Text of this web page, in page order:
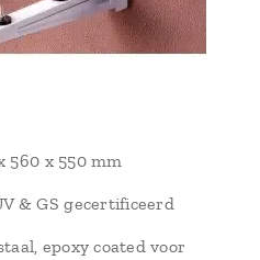
560 x 550 mm
& GS gecertificeerd
epoxy coated voor